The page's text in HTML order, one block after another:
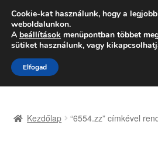
SZÁLLÍTÁS
Hétfő-Péntek
Ugrás
a
navigációhoz
Kilépés
a
tartalomba
Adatvédelmi irányelvek
Kezdőlap “6554.zz” címkével
Cookie-kat használunk, hogy a
weboldalunkon.
A beállítások menüpontban többet
sütiket használunk, vagy
Elfogad